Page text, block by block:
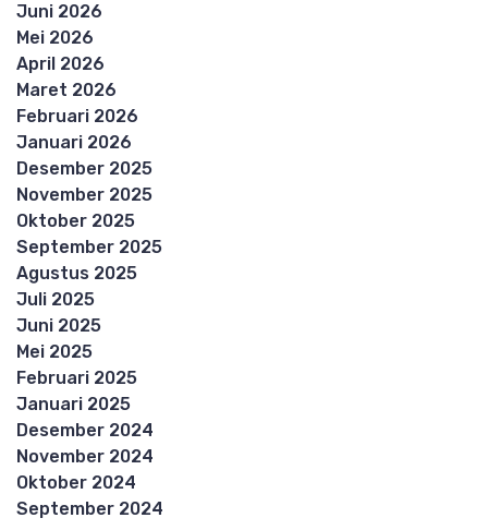
Juni 2026
Mei 2026
April 2026
Maret 2026
Februari 2026
Januari 2026
Desember 2025
November 2025
Oktober 2025
September 2025
Agustus 2025
Juli 2025
Juni 2025
Mei 2025
Februari 2025
Januari 2025
Desember 2024
November 2024
Oktober 2024
September 2024